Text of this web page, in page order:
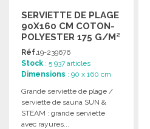
SERVIETTE DE PLAGE
90X160 CM COTON-
POLYESTER 175 G/M²
Réf.19-239676
Stock : 5 937 articles
Dimensions : 90 x 160 cm
Grande serviette de plage /
serviette de sauna SUN &
STEAM : grande serviette
avec rayures...